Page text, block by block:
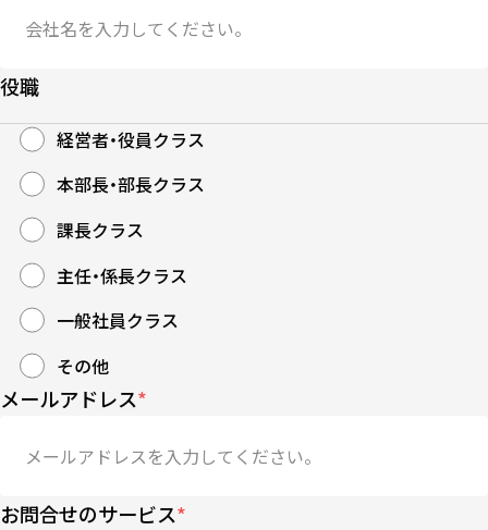
役職
経営者・役員クラス
本部長・部長クラス
課長クラス
主任・係長クラス
一般社員クラス
その他
メールアドレス*
お問合せのサービス*